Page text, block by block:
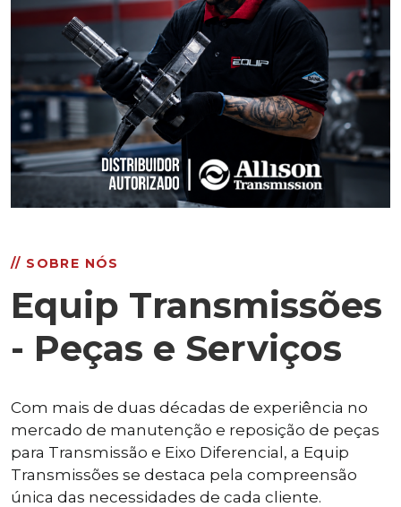
// SOBRE NÓS
Equip Transmissões
- Peças e Serviços
Com mais de duas décadas de experiência no
mercado de manutenção e reposição de peças
para Transmissão e Eixo Diferencial, a Equip
Transmissões se destaca pela compreensão
única das necessidades de cada cliente.